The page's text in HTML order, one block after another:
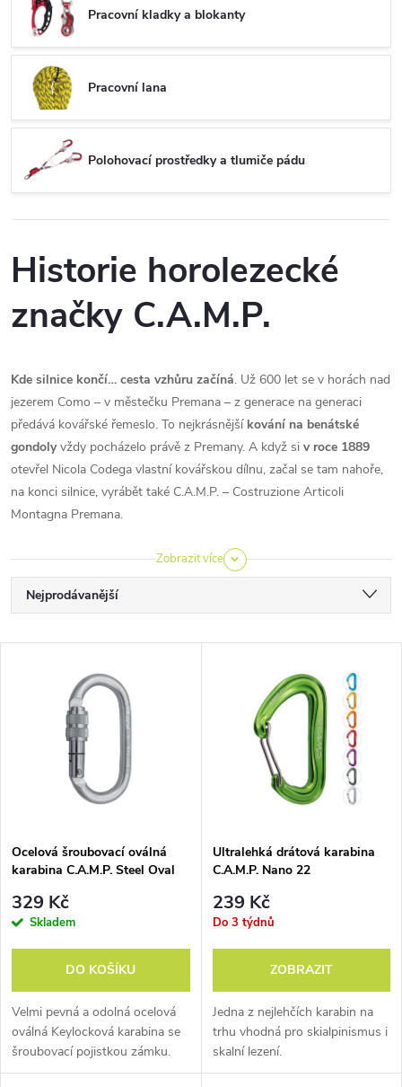
Pracovní kladky a blokanty
Pracovní lana
Polohovací prostředky a tlumiče pádu
Historie horolezecké
značky C.A.M.P.
Kde silnice končí… cesta vzhůru začíná. Už 600 let se v horách nad
jezerem Como – v městečku Premana – z generace na generaci
předává kovářské řemeslo. To nejkrásnější kování na benátské
gondolyvždy pocházelo právě z Premany. A když si v roce 1889
otevřel Nicola Codega vlastní kovářskou dílnu, začal se tam nahoře,
na konci silnice, vyrábět také C.A.M.P. – Costruzione Articoli
Montagna Premana.
Zobrazit více
4.
genera
ce
Nicola, Antonio,
Orazio, Eddy.Už
čtvrtý Codega
stojí v čele
3. na
světě
lidéve více než
80 zemích světa
a i díky tomu je
světově třetí
nejprodávanější
1000
Tak vysoko leží
Premana. V
tomto městečku
na konci silnice
žije
obyvatela
Ř
a
p
r
o
d
u
Nejprodávanější
Abecedně
s
p
r
d
u
Ocelová šroubovací oválná
karabina C.A.M.P. Steel Oval
329 Kč
Skladem
DO KOŠÍKU
Velmi pevná a odolná ocelová
oválná Keylocková karabina se
šroubovací pojistkou zámku.
Ultralehká drátová karabina
C.A.M.P. Nano 22
239 Kč
Do 3 týdnů
ZOBRAZIT
Jedna z nejlehčích karabin na
trhu vhodná pro skialpinismus i
skalní lezení.